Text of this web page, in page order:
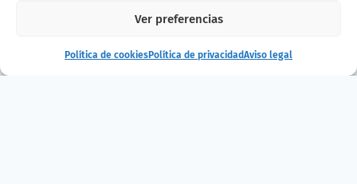
Ver preferencias
Política de cookiesPolítica de privacidadAviso legal